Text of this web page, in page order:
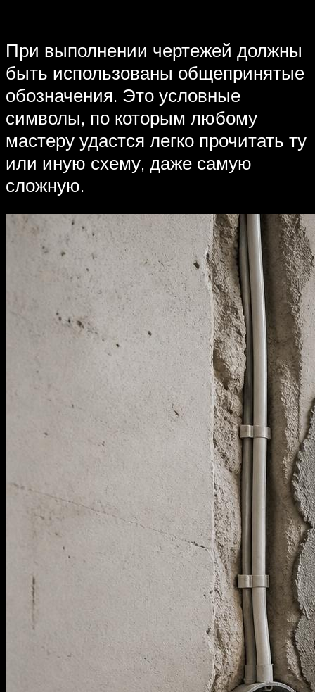
При выполнении чертежей должны
быть использованы общепринятые
обозначения. Это условные
символы, по которым любому
мастеру удастся легко прочитать ту
или иную схему, даже самую
сложную.